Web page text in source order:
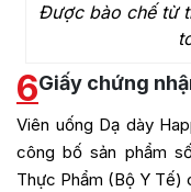
Được bào chế từ
6Giấy chứng
Viên uống Dạ dày
công bố sản phẩm
Thực Phẩm (Bộ Y Tế)